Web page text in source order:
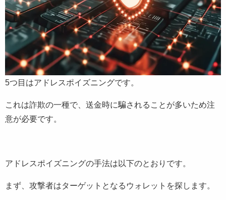
5つ目はアドレスポイズニングです。
これは詐欺の一種で、送金時に騙されることが多いため注
意が必要です。
アドレスポイズニングの手法は以下のとおりです。
まず、攻撃者はターゲットとなるウォレットを探します。